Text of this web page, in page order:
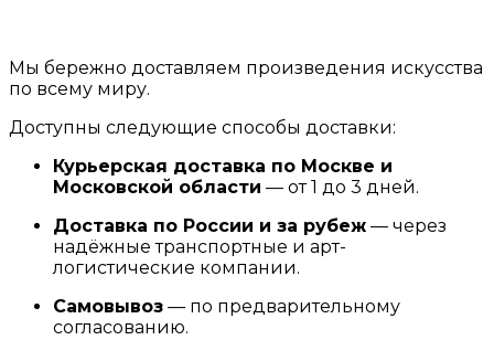
Мы бережно доставляем произведения искусства
по всему миру.
Доступны следующие способы доставки:
Курьерская доставка по Москве и
Московской области — от 1 до 3 дней.
Доставка по России и за рубеж — через
надёжные транспортные и арт-
логистические компании.
Самовывоз — по предварительному
согласованию.